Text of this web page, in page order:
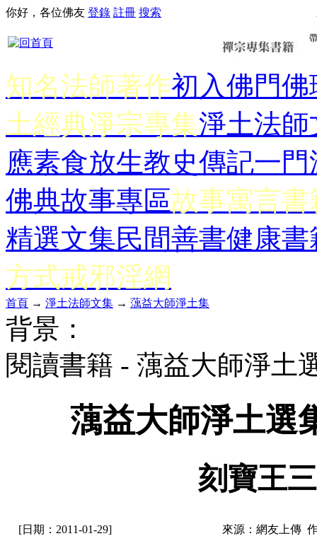
你好，各位佛友 登錄 註冊 搜索
知名法師著作初入佛門佛
土經典淨宗專集淨土法師
應素食放生教史傳記一門
佛典故事專區故事寓言書
精選文集民間善書健康書
方式戒邪淫網
首頁 → 淨土法師文集 → 蕅益大師淨土集
背景：
閱讀書籍 - 蕅益大師淨
蕅益大師淨土
刻寶王
[日期：2011-01-29] 來源：網友上傳